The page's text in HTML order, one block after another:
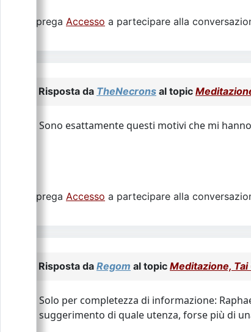
Si prega Accesso a partecipare alla
Risposta da TheNecrons al topic
Sono esattamente questi motivi che mi
Si prega Accesso a partecipare alla
Risposta da Regom al topic Meditazione,
Solo per completezza di informazione:
suggerimento di quale utenza, forse più di